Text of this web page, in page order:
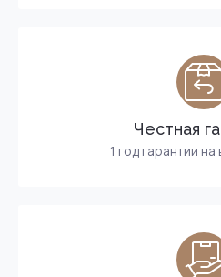
Честная
1 год гарантии